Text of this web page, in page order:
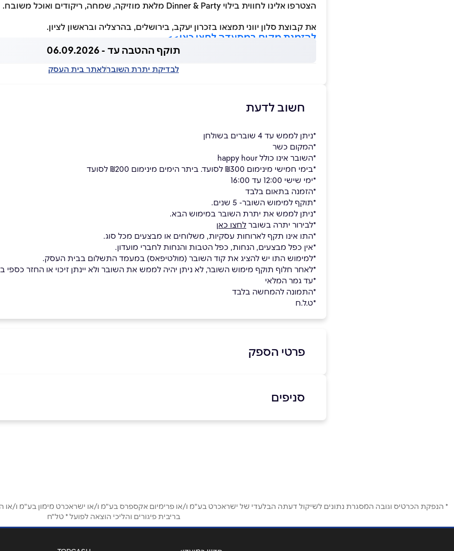
הצטרפו אלינו לחווית בילוי Dinner & Party מלאת מוזיקה, שמחה, ריקודים ואוכל משובח.
את קבוצת סלון יווני תמצאו בזכרון יעקב, בירושלים, בהרצליה ובראשון לציון.
להזמנת מקום במסעדה לחצו כאן>>
תוקף ההטבה עד - 06.09.2026
לבדיקת יתרת השוברלאתר בית העסק
חשוב לדעת
*ניתן לממש עד 4 שוברים בשולחן
*המקום כשר
*השובר אינו כולל happy hour
*בימי חמישי מינימום ₪300 לסועד. ביתר הימים מינימום ₪200 לסועד
*ימי שישי 12:00 עד 16:00
*הזמנה בתאום בלבד
*תוקף למימוש השובר- 5 שנים.
*ניתן לממש את יתרת השובר במימוש הבא.
*לבירור יתרה בשובר לחצו כאן
*התו אינו תקף לארוחות עסקיות, משלוחים או מבצעים מכל סוג.
*אין כפל מבצעים, הנחות, כפל הטבות והנחות לחברי מועדון.
*למימוש התו יש להציג את קוד השובר (מולטיפאס) במעמד התשלום בבית העסק.
*לאחר חלוף תוקף מימוש השובר, לא ניתן יהיה לממש את השובר ולא יינתן זיכוי או החזר כספי
*עד גמר המלאי
*התמונה להמחשה בלבד
*ט.ל.ח
פרטי הספק
באתר
סניפים
הרצליה
* הנפקת הכרטיס וגובה המסגרת נתונים לשיקול דעתה הבלעדי של ישראכרט בע"מ ו/או פרימיום אקספרס בע"מ ו/או ישראכרט מימון בע"מ ו/או
בריבית פיגורים והליכי הוצאה לפועל * טל"ח